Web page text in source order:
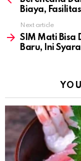
Biaya,
Next article
SIM Mati Bisa
Baru, Ini